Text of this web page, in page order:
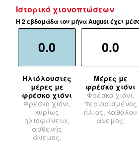
Ιστορικό χιονοπτώσεων
Η 2 εβδομάδα του μήνα August έχει
0.0
Ηλιόλουστες
μέρες με
φρέσκο χιόνι
Φρέσκο χιόνι,
κυρίως
ηλιοφάνεια,
ασθενής
άνεμος.
0.0
Μέρες με
φρέσκο χιόνι
Φρέσκο χιόνι,
περιορισμένος
ήλιος, καθόλου
άνεμος.